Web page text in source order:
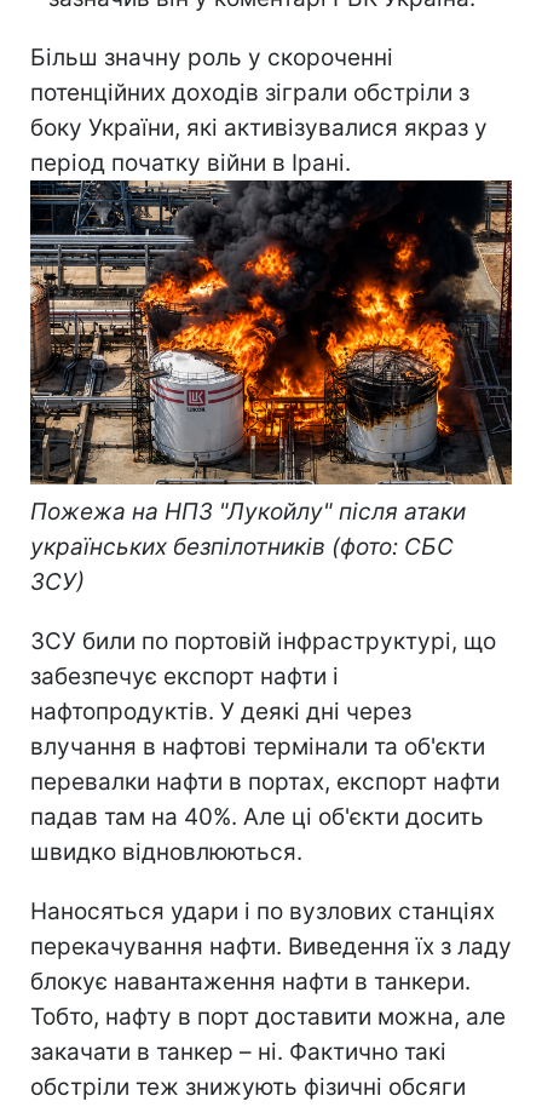
Більш значну роль у скороченні
потенційних доходів зіграли обстріли з
боку України, які активізувалися якраз у
період початку війни в Ірані.
Пожежа на НПЗ "Лукойлу" після атаки
українських безпілотників (фото: СБС
ЗСУ)
ЗСУ били по портовій інфраструктурі, що
забезпечує експорт нафти і
нафтопродуктів. У деякі дні через
влучання в нафтові термінали та об'єкти
перевалки нафти в портах, експорт нафти
падав там на 40%. Але ці об'єкти досить
швидко відновлюються.
Наносяться удари і по вузлових станціях
перекачування нафти. Виведення їх з ладу
блокує навантаження нафти в танкери.
Тобто, нафту в порт доставити можна, але
закачати в танкер – ні. Фактично такі
обстріли теж знижують фізичні обсяги